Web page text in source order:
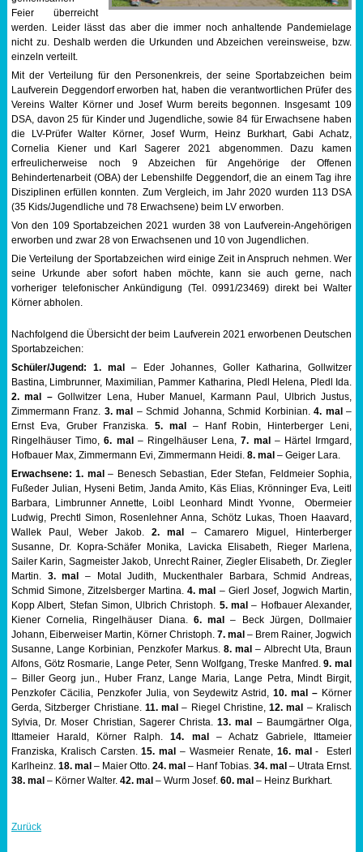
Feier überreicht
werden. Leider lässt das aber die immer noch anhaltende Pandemielage
nicht zu. Deshalb werden die Urkunden und Abzeichen vereinsweise, bzw.
einzeln verteilt.
Mit der Verteilung für den Personenkreis, der seine Sportabzeichen beim
Laufverein Deggendorf erworben hat, haben die verantwortlichen Prüfer des
Vereins Walter Körner und Josef Wurm bereits begonnen. Insgesamt 109
DSA, davon 25 für Kinder und Jugendliche, sowie 84 für Erwachsene haben
die LV-Prüfer Walter Körner, Josef Wurm, Heinz Burkhart, Gabi Achatz,
Cornelia Kiener und Karl Sagerer 2021 abgenommen. Dazu kamen
erfreulicherweise noch 9 Abzeichen für Angehörige der Offenen
Behindertenarbeit (OBA) der Lebenshilfe Deggendorf, die an einem Tag ihre
Disziplinen erfüllen konnten. Zum Vergleich, im Jahr 2020 wurden 113 DSA
(35 Kids/Jugendliche und 78 Erwachsene) beim LV erworben.
Von den 109 Sportabzeichen 2021 wurden 38 von Laufverein-Angehörigen
erworben und zwar 28 von Erwachsenen und 10 von Jugendlichen.
Die Verteilung der Sportabzeichen wird einige Zeit in Anspruch nehmen. Wer
seine Urkunde aber sofort haben möchte, kann sie auch gerne, nach
vorheriger telefonischer Ankündigung (Tel. 0991/23469) direkt bei Walter
Körner abholen.
Nachfolgend die Übersicht der beim Laufverein 2021 erworbenen Deutschen
Sportabzeichen:
Schüler/Jugend: 1. mal
– Eder Johannes, Goller Katharina, Gollwitzer
Bastina, Limbrunner, Maximilian, Pammer Katharina, Pledl Helena, Pledl Ida.
2. mal –Gollwitzer Lena, Huber Manuel, Karmann Paul, Ulbrich Justus,
Zimmermann Franz. 3. mal – Schmid Johanna, Schmid Korbinian.4. mal –
Ernst Eva, Gruber Franziska.5. mal – Hanf Robin, Hinterberger Leni,
Ringelhäuser Timo,6. mal – Ringelhäuser Lena,7. mal – Härtel Irmgard,
Hofbauer Max, Zimmermann Evi, Zimmermann Heidi. 8. mal – Geiger Lara.
Erwachsene: 1. mal – Benesch Sebastian, Eder Stefan, Feldmeier Sophia,
Fußeder Julian, Hyseni Betim, Janda Amito, Käs Elias, Krönninger Eva, Leitl
Barbara, Limbrunner Annette, Loibl Leonhard Mindt Yvonne, Obermeier
Ludwig, Prechtl Simon, Rosenlehner Anna, Schötz Lukas, Thoen Haavard,
Wallek Paul, Weber Jakob. 2. mal
– Camarero Miguel, Hinterberger
Susanne, Dr. Kopra-Schäfer Monika, Lavicka Elisabeth, Rieger Marlena,
Sailer Karin, Sagmeister Jakob, Unrecht Rainer, Ziegler Elisabeth, Dr. Ziegler
Martin. 3. mal
– Motal Judith, Muckenthaler Barbara, Schmid Andreas,
Schmid Simone, Zitzelsberger Martina.4. mal – Gierl Josef, Jogwich Martin,
Kopp Albert, Stefan Simon, Ulbrich Christoph. 5. mal – Hofbauer Alexander,
Kiener Cornelia, Ringelhäuser Diana. 6. mal
– Beck Jürgen, Dollmaier
Johann, Eiberweiser Martin, Körner Christoph. 7. mal – Brem Rainer, Jogwich
Susanne, Lange Korbinian, Penzkofer Markus. 8. mal – Albrecht Uta, Braun
Alfons, Götz Rosmarie, Lange Peter, Senn Wolfgang, Treske Manfred.9. mal
– Biller Georg jun., Huber Franz, Lange Maria, Lange Petra, Mindt Birgit,
Penzkofer Cäcilia, Penzkofer Julia, von Seydewitz Astrid,10. mal – Körner
Gerda, Sitzberger Christiane. 11. mal – Riegel Christine,12. mal – Kralisch
Sylvia, Dr. Moser Christian, Sagerer Christa.13. mal
– Baumgärtner Olga,
Ittameier Harald, Körner Ralph.14. mal
– Achatz Gabriele, Ittameier
Franziska, Kralisch Carsten.15. mal – Wasmeier Renate, 16. mal- Esterl
Karlheinz. 18. mal – Maier Otto.24. mal – Hanf Tobias.34. mal – Utrata Ernst.
38. mal – Körner Walter. 42. mal – Wurm Josef. 60. mal – Heinz Burkhart.
Zurück
Sportabzeichen
Tempo & Gymnastik